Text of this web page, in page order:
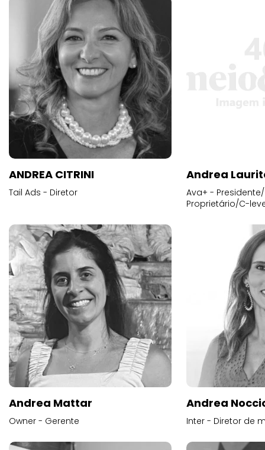
ANDREA CITRINI
Tail Ads - Diretor
Andrea
Ava+ -
Proprietário/C-
Andrea Mattar
Owner - Gerente
Andrea
Inter - Diretor de